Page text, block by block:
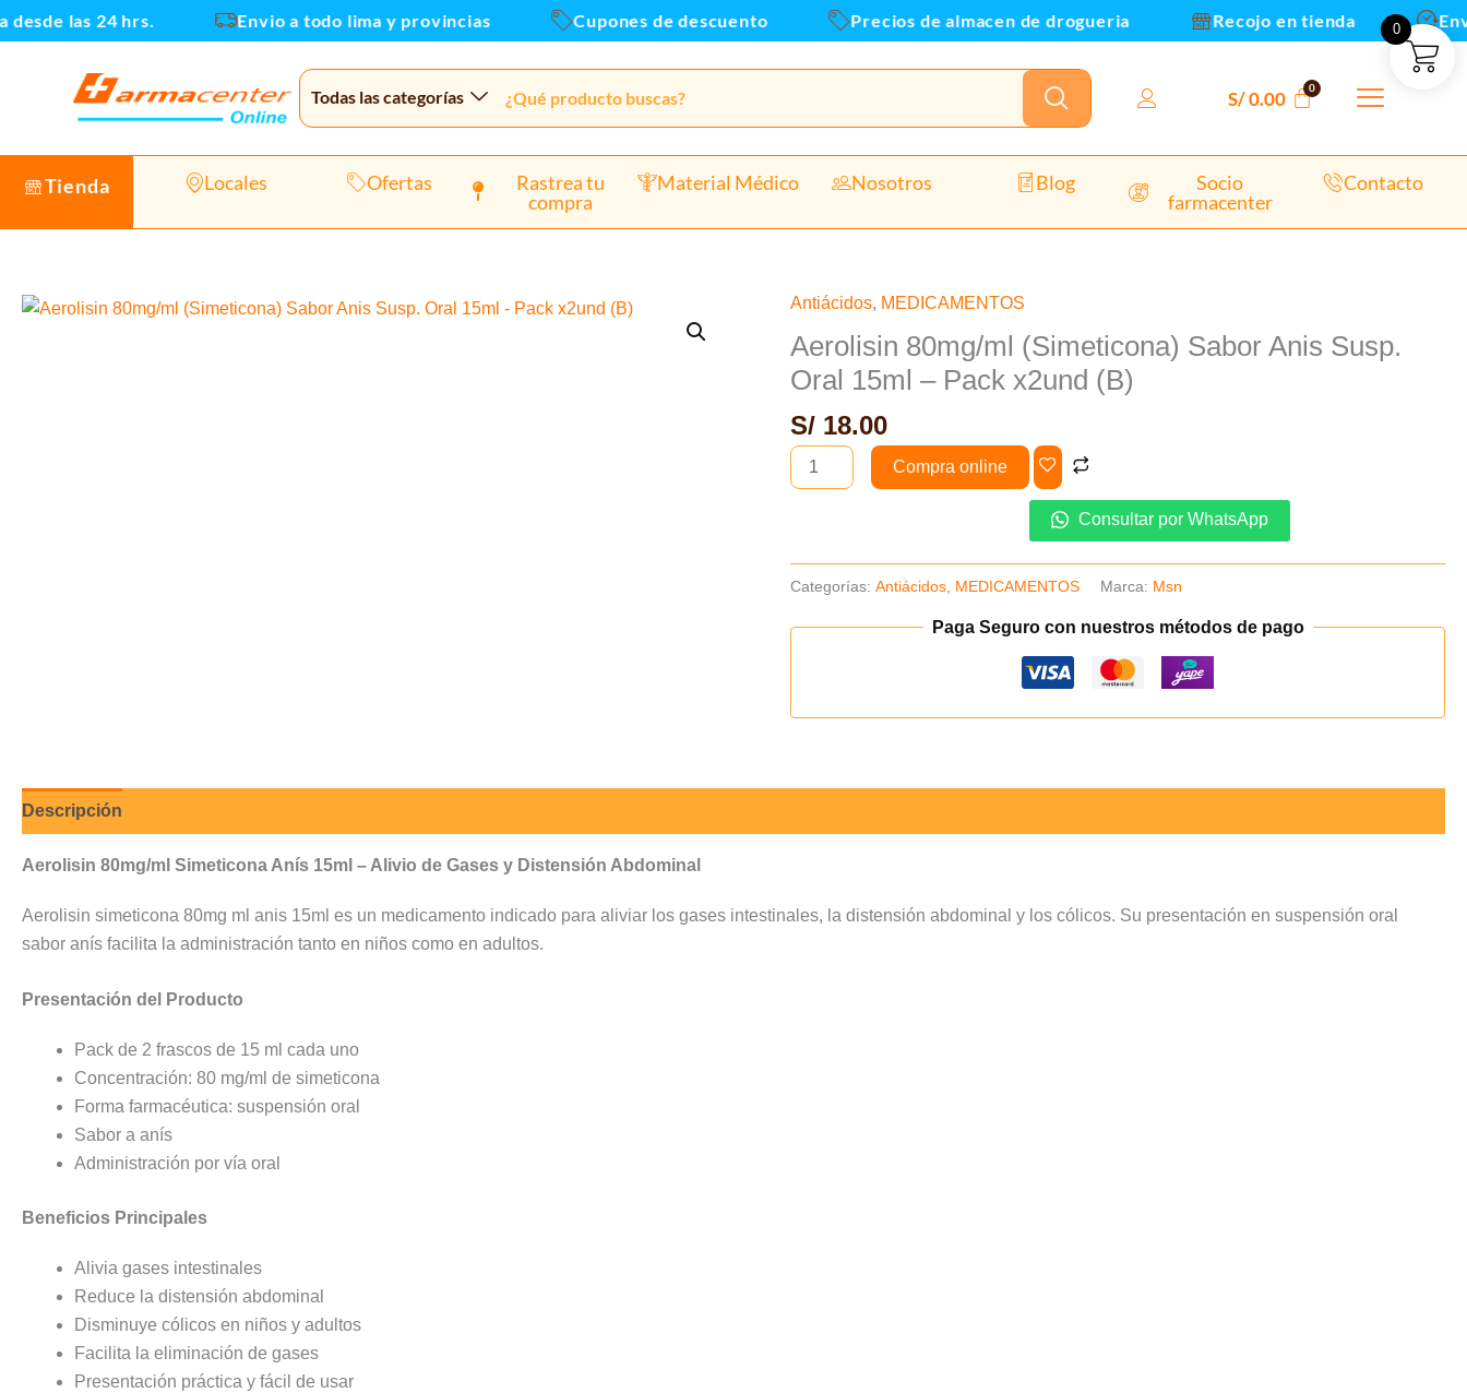
al
las 24 hrs. Envio a todo lima y provincias Cupones de descuento Precios de almacen de drogueria Recojo en tienda
Todas las categorías S/0.00
Tienda Locales Ofertas
Rastrea tu
compra
Material Médico Nosotros Blog
Socio
farmacenter
Contacto
Antiácidos, MEDICAMENTOS
Aerolisin 80mg/ml (Simeticona) Sabor Anis Susp.
Oral 15ml – Pack x2und (B)
S/ 18.00
Aerolisin
80mg/ml
Sabor
Anis
Susp.
Oral
Pack
x2und
Compra online
Consultar por WhatsApp
Categorías:Antiácidos MEDICAMENTOS Marca: Msn
Paga Seguro con nuestros métodos de pago
Descripción
Aerolisin 80mg/ml Simeticona Anís 15ml – Alivio de Gases y Distensión Abdominal
Aerolisin simeticona 80mg ml anis 15ml es un medicamento indicado para aliviar los gases intestinales, la distensión abdominal y los cólicos. Su presentación en suspensión oral
sabor anís facilita la administración tanto en niños como en adultos.
Presentación del Producto
Pack de 2 frascos de 15 ml cada uno
Concentración: 80 mg/ml de simeticona
Forma farmacéutica: suspensión oral
Sabor a anís
Administración por vía oral
Beneficios Principales
Alivia gases intestinales
Reduce la distensión abdominal
Disminuye cólicos en niños y adultos
Facilita la eliminación de gases
Presentación práctica y fácil de usar
0
cantidad